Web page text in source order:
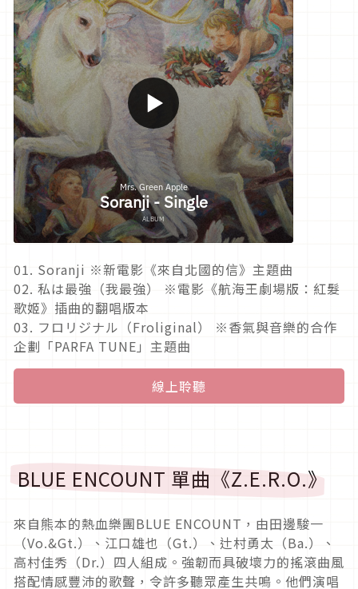
01. Soranji ※新電影《來自北國的信》主題曲
02. 私は最強（我最強） ※電影《航海王劇場版：紅髮
歌姬》插曲的翻唱版本
03. フロリジナル（Froliginal） ※香氣與音樂的合作
企劃「PARFA TUNE」主題曲
線上聆聽
BLUE ENCOUNT 單曲《Z.E.R.O.》
來自熊本的熱血樂團BLUE ENCOUNT，由田邊駿一
（Vo.&Gt.）、江口雄也（Gt.）、辻村勇太（Ba.）、
高村佳秀（Dr.）四人組成。強韌而具破壞力的搖滾曲風
搭配情感豐沛的歌聲，令許多聽眾產生共鳴。他們演唱